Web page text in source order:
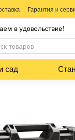
Гарантия и
в удовольствие!
сад